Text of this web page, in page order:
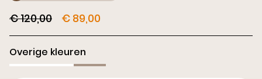
€ 120,00 € 89,00
Overige kleuren